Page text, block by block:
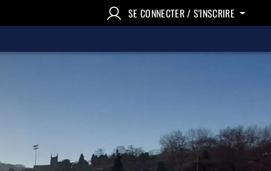
SE CONNECTER / S'INSCRIRE